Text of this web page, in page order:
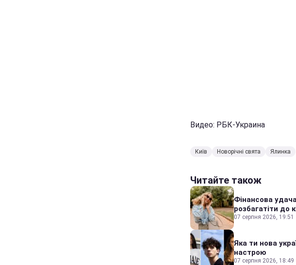
Видео: РБК-Украина
Київ Новорічні свята Ялинка
Читайте також
Фінансова
розбагатіти до
07 серпня 2026, 19:51
Яка ти нова
настрою
07 серпня 2026, 18:49